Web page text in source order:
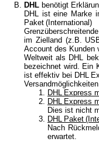
DHL benötigt
DHL ist eine Marke
Paket
im Zielland (z.B.
Account des Kunden
Weltweit als DHL
bezeichnet wird. Ein
ist effektiv bei DHL
DHL Express
DHL Express
Dies ist nicht
DHL Paket
Nach
erwartet.